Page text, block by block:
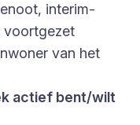
interim-
voortgezet
van het
actief bent/wilt